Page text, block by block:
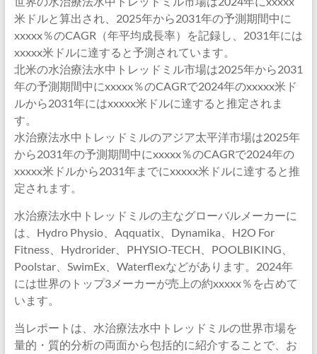
米ドルと算出され、2025年から2031年の予測期間中に
xxxxx％のCAGR（年平均成長率）を記録し、2031年には
xxxxx米ドルに達すると予測されています。
北米の水治療法水中トレッドミル市場は2025年から2031
年の予測期間中にxxxxx％のCAGRで2024年のxxxxx米ド
ルから2031年にはxxxxx米ドルに達すると推定されま
す。
水治療法水中トレッドミルのアジア太平洋市場は2025年
から2031年の予測期間中にxxxxx％のCAGRで2024年の
xxxxx米ドルから2031年までにxxxxx米ドルに達すると推
定されます。
水治療法水中トレッドミルの主なグローバルメーカーに
は、Hydro Physio、Aqquatix、Dynamika、H2O For
Fitness、Hydrorider、PHYSIO-TECH、POOLBIKING、
Poolstar、SwimEx、Waterflexなどがあります。2024年
には世界のトップ3メーカーが売上の約xxxxx％を占めて
います。
当レポートは、水治療法水中トレッドミルの世界市場を
量的・質的分析の両面から包括的に紹介することで、お